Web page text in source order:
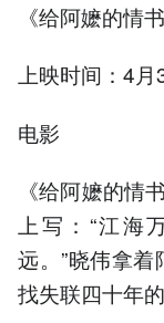
《给阿嬷的情书
上映时间：4月
电影
《给阿嬷的情
上写：“江海
远。”晓伟拿
找失联四十年